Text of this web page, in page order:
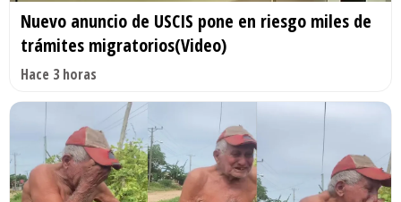
Nuevo anuncio de USCIS pone en riesgo miles de
trámites migratorios(Video)
Hace 3 horas